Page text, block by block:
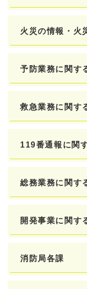
火災の情報・火
予防業務に関す
救急業務に関す
119番通報に関
総務業務に関す
開発事業に関す
消防局各課